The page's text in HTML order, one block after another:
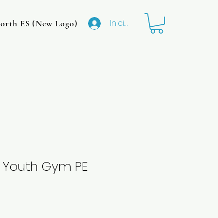
ES (New Logo) CMIT North MS (Original
Iniciar sesión
Youth Gym PE